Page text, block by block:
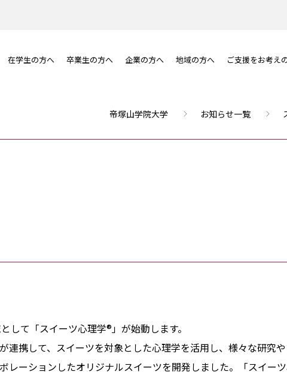
在学生の方へ 卒業生の方へ 企業の方へ 地域の方へ ご支援をお考え
帝塚山学院大学 お知らせ一覧
て「スイーツ心理学®」が始動します。
携して、スイーツを対象とした心理学を活用し、様々な研究や
ーションしたオリジナルスイーツを開発しました。「スイー